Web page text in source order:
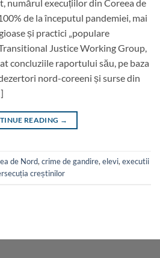
numărul execuțiilor din Coreea de
de la începutul pandemiei, mai
și practici „populare
Justice Working Group,
concluziile raportului său, pe baza
nord-coreeni și surse din
READING →
de Nord, crime de gandire, elevi, executii
creștinilor